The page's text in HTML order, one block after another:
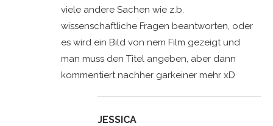
viele andere Sachen wie z.b.
wissenschaftliche Fragen beantworten, oder
es wird ein Bild von nem Film gezeigt und
man muss den Titel angeben, aber dann
kommentiert nachher garkeiner mehr xD
JESSICA